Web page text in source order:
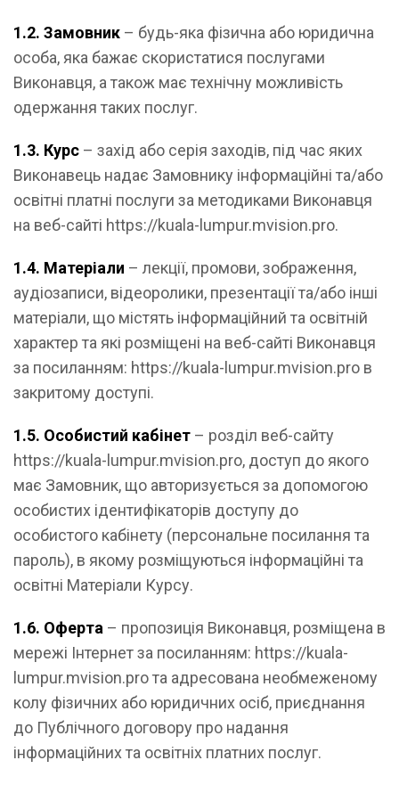
1.2. Замовник – будь-яка фізична або юридична
особа, яка бажає скористатися послугами
Виконавця, а також має технічну можливість
одержання таких послуг.
1.3. Курс – захід або серія заходів, під час яких
Виконавець надає Замовнику інформаційні та/або
освітні платні послуги за методиками Виконавця
на веб-сайті https://kuala-lumpur.mvision.pro.
1.4. Матеріали – лекції, промови, зображення,
аудіозаписи, відеоролики, презентації та/або інші
матеріали, що містять інформаційний та освітній
характер та які розміщені на веб-сайті Виконавця
за посиланням: https://kuala-lumpur.mvision.pro в
закритому доступі.
1.5. Особистий кабінет – розділ веб-сайту
https://kuala-lumpur.mvision.pro, доступ до якого
має Замовник, що авторизується за допомогою
особистих ідентифікаторів доступу до
особистого кабінету (персональне посилання та
пароль), в якому розміщуються інформаційні та
освітні Матеріали Курсу.
1.6. Оферта – пропозиція Виконавця, розміщена в
мережі Інтернет за посиланням: https://kuala-
lumpur.mvision.pro та адресована необмеженому
колу фізичних або юридичних осіб, приєднання
до Публічного договору про надання
інформаційних та освітніх платних послуг.